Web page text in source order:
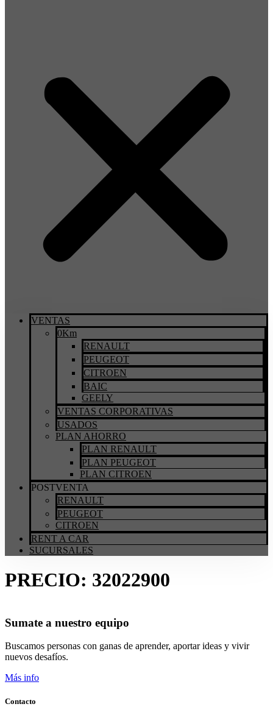
VENTAS
0Km
RENAULT
PEUGEOT
CITROEN
BAIC
GEELY
VENTAS CORPORATIVAS
USADOS
PLAN AHORRO
PLAN RENAULT
PLAN PEUGEOT
PLAN CITROEN
POSTVENTA
RENAULT
PEUGEOT
CITROEN
RENT A CAR
SUCURSALES
PRECIO: 32022900
Sumate a nuestro equipo
Buscamos personas con ganas de aprender, aportar ideas y vivir
nuevos desafíos.
Más info
Contacto